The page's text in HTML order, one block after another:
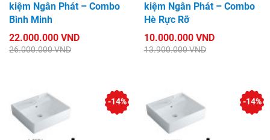
kiệm Ngân Phát – Combo
Bình Minh
22.000.000 VND
26.000.000 VND
kiệm Ngân Phát – Combo
Hè Rực Rỡ
10.000.000 VND
13.900.000 VND
-14% -14%